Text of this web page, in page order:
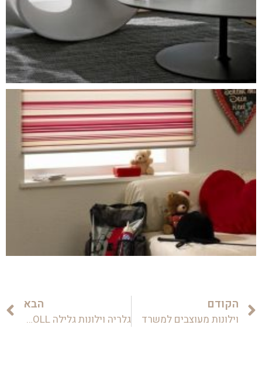
הקודם
וילונות מעוצבים למשרד
הבא
גלריה וילונות גלילה DUO ROLL